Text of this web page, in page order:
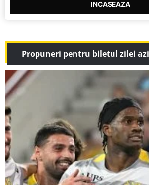
INCASEAZA
Propuneri pentru biletul zilei azi